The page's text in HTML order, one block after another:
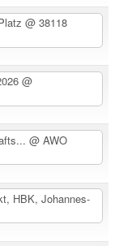
@ 38118
@
@ AWO
HBK, Johannes-